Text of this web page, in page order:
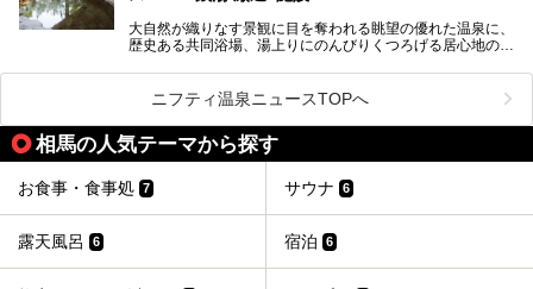
大自然が織りなす景観に目を奪われる眺望の優れた温泉に、
歴史ある共同浴場、湯上りにのんびりくつろげる居心地のい
スーパー銭湯など、多種多様な温浴施設が割拠する福島県。
今回は、そんな福島県にある温浴施設のなかから、筆者が
「一度訪ねてみたい」と気になっている魅力的な施設を5件
ピックアップして紹介します。
※2021/07/21時点の情報です。
ニフティ温泉ニュースTOPへ
相馬の人気テーマから探す
お食事・食事処 7 サウナ 6
露天風呂 6 宿泊 6